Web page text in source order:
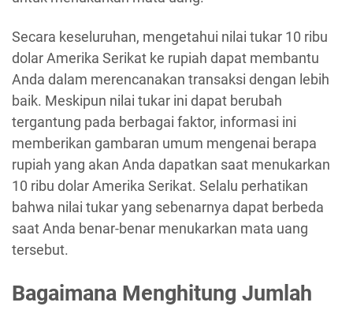
Secara keseluruhan, mengetahui nilai tukar 10 ribu
dolar Amerika Serikat ke rupiah dapat membantu
Anda dalam merencanakan transaksi dengan lebih
baik. Meskipun nilai tukar ini dapat berubah
tergantung pada berbagai faktor, informasi ini
memberikan gambaran umum mengenai berapa
rupiah yang akan Anda dapatkan saat menukarkan
10 ribu dolar Amerika Serikat. Selalu perhatikan
bahwa nilai tukar yang sebenarnya dapat berbeda
saat Anda benar-benar menukarkan mata uang
tersebut.
Bagaimana Menghitung Jumlah